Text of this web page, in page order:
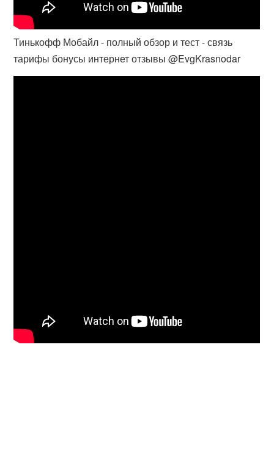
Тинькофф Мобайл - полный обзор и тест - связь
тарифы бонусы интернет отзывы @EvgKrasnodar